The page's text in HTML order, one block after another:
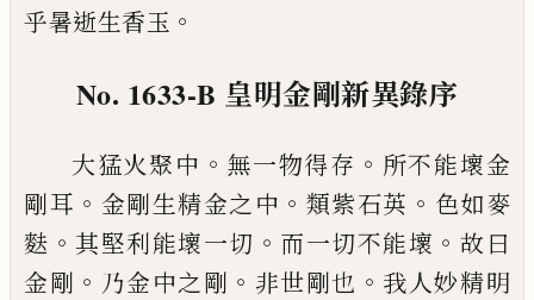
乎暑逝生香玉 。
No. 1633-B 皇明金剛新異錄序
大猛火聚中 。 無一物得存 。 所不能壞金
剛耳 。 金剛生精金之中 。 類紫石英 。 色如麥
麩 。其堅利能壞一切 。 而一切不能壞 。 故曰
金剛 。 乃金中之剛 。 非世剛也 。 我人妙精明